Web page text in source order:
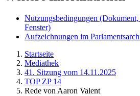
Nutzungsbedingungen
Fenster)
Aufzeichnungen im
Startseite
Mediathek
41. Sitzung vom 14.11.2025
TOP ZP 14
Rede von Aaron Valent